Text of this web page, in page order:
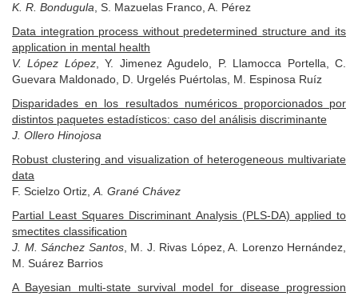
K. R. Bondugula , S. Mazuelas Franco, A. Pérez
Data integration process without predetermined structure and its
application in mental health
V. López López, Y. Jimenez Agudelo, P. Llamocca Portella, C.
Guevara Maldonado, D. Urgelés Puértolas, M. Espinosa Ruíz
Disparidades en los resultados numéricos proporcionados por
distintos paquetes estadísticos: caso del análisis discriminante
J. Ollero Hinojosa
Robust clustering and visualization of heterogeneous multivariate
data
F. Scielzo Ortiz, A. Grané Chávez
Partial Least Squares Discriminant Analysis (PLS-DA) applied to
smectites classification
J. M. Sánchez Santos, M. J. Rivas López, A. Lorenzo Hernández,
M. Suárez Barrios
A Bayesian multi-state survival model for disease progression